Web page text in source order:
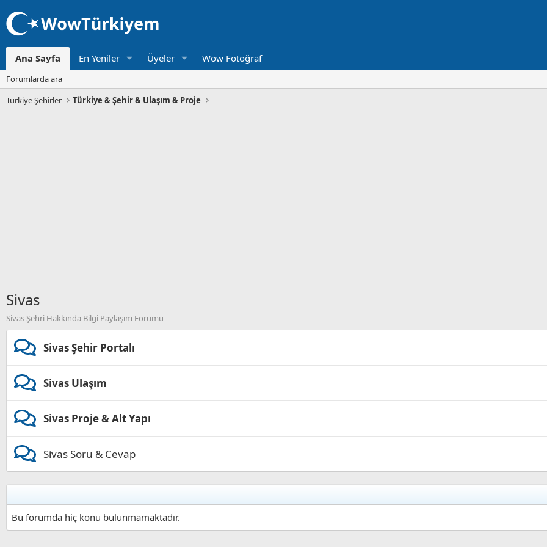
Ana Sayfa En Yeniler Üyeler Wow Fotoğraf
Forumlarda ara
Türkiye Şehirler
Türkiye & Şehir & Ulaşım & Proje
Sivas
Sivas Şehri Hakkında Bilgi Paylaşım Forumu
Sivas Şehir Portalı
Sivas Ulaşım
Sivas Proje & Alt Yapı
Sivas Soru & Cevap
Bu forumda hiç konu bulunmamaktadır.